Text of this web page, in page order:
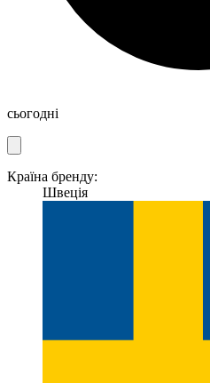
сьогодні
Країна бренду:
Швеція